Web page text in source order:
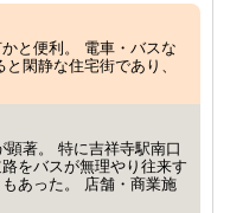
と便利。 電車・バスな
閑静な住宅街であり、
著。 特に吉祥寺駅南口
をバスが無理やり往来す
あった。 店舗・商業施